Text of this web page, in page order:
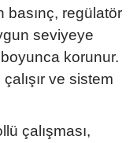
basınç, regülatör
seviyeye
korunur.
ve sistem
çalışması,